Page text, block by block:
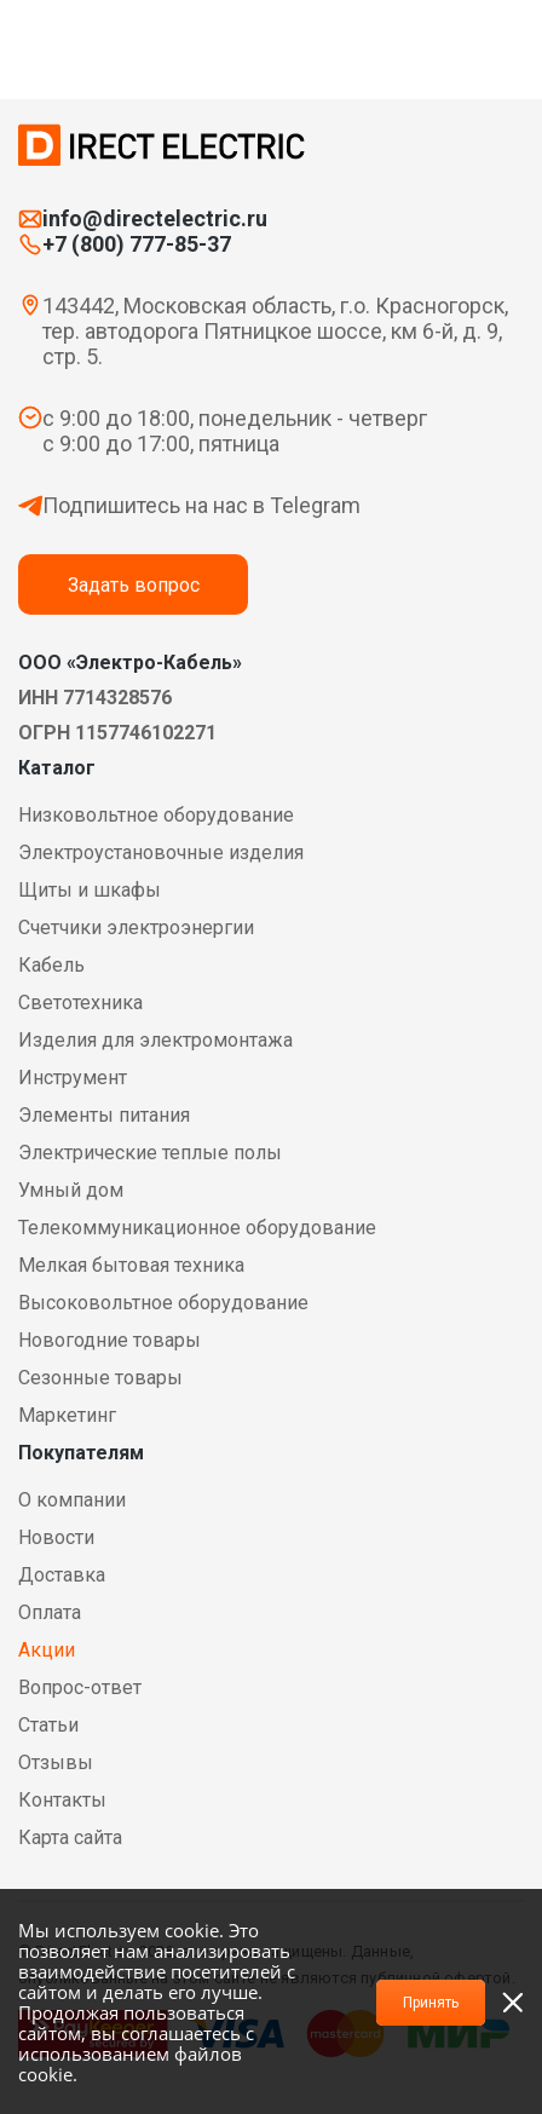
Мы используем cookie. Это
позволяет нам анализировать
взаимодействие посетителей с
сайтом и делать его лучше.
Продолжая пользоваться
сайтом, вы соглашаетесь с
использованием файлов
cookie.
Принять
info@directelectric.ru
+7 (800) 777-85-37
143442, Московская область, г.о. Красногорск,
тер. автодорога Пятницкое шоссе, км 6-й, д. 9,
стр. 5.
с 9:00 до 18:00, понедельник - четверг
с 9:00 до 17:00, пятница
Подпишитесь на нас в Telegram
Задать вопрос
ООО «Электро-Кабель»
ИНН 7714328576
ОГРН 1157746102271
Каталог
Низковольтное оборудование
Электроустановочные изделия
Щиты и шкафы
Счетчики электроэнергии
Кабель
Светотехника
Изделия для электромонтажа
Инструмент
Элементы питания
Электрические теплые полы
Умный дом
Телекоммуникационное оборудование
Мелкая бытовая техника
Высоковольтное оборудование
Новогодние товары
Сезонные товары
Маркетинг
Покупателям
О компании
Новости
Доставка
Оплата
Акции
Вопрос-ответ
Статьи
Отзывы
Контакты
Карта сайта
© DirectElectric, 2026, все права защищены. Данные,
опубликованные на этом сайте не являются публичной офертой.